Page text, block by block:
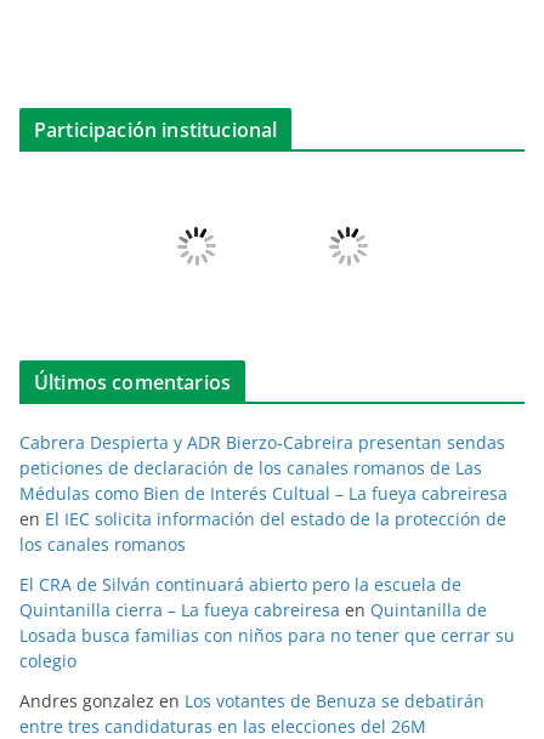
Participación institucional
Últimos comentarios
Cabrera Despierta y ADR Bierzo-Cabreira presentan sendas
peticiones de declaración de los canales romanos de Las
Médulas como Bien de Interés Cultual – La fueya cabreiresa
en El IEC solicita información del estado de la protección de
los canales romanos
El CRA de Silván continuará abierto pero la escuela de
Quintanilla cierra – La fueya cabreiresa en Quintanilla de
Losada busca familias con niños para no tener que cerrar su
colegio
Andres gonzalez en Los votantes de Benuza se debatirán
entre tres candidaturas en las elecciones del 26M